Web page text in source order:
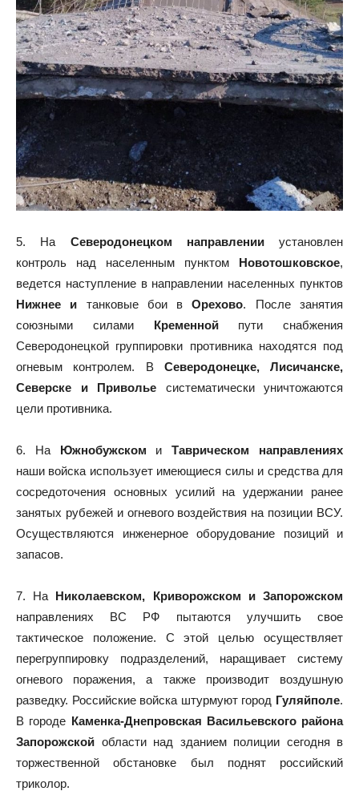
5. На Северодонецком направленииустановлен
контроль над населенным пунктом Новотошковское,
ведется наступление в направлении населенных пунктов
Нижнее и танковые бои в Орехово. После занятия
союзными силами Кременнойпути снабжения
Северодонецкой группировки противника находятся под
огневым контролем. В Северодонецке, Лисичанске,
Северске и Приволье систематически уничтожаются
цели противника.
6. На Южнобужском иТаврическом направлениях
наши войска использует имеющиеся силы и средства для
сосредоточения основных усилий на удержании ранее
занятых рубежей и огневого воздействия на позиции ВСУ.
Осуществляются инженерное оборудование позиций и
запасов.
7. На Николаевском, Криворожском и Запорожском
направлениях ВС РФ пытаются улучшить свое
тактическое положение. С этой целью осуществляет
перегруппировку подразделений, наращивает систему
огневого поражения, а также производит воздушную
разведку. Российские войска штурмуют город Гуляйполе.
В городе Каменка-Днепровская Васильевского района
Запорожской области над зданием полиции сегодня в
торжественной обстановке был поднят российский
триколор.